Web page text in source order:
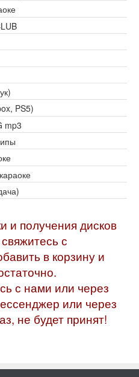
PS5)
mp3
и получения дисков
с
в корзину и
с нами или через
или через
не будет принят!